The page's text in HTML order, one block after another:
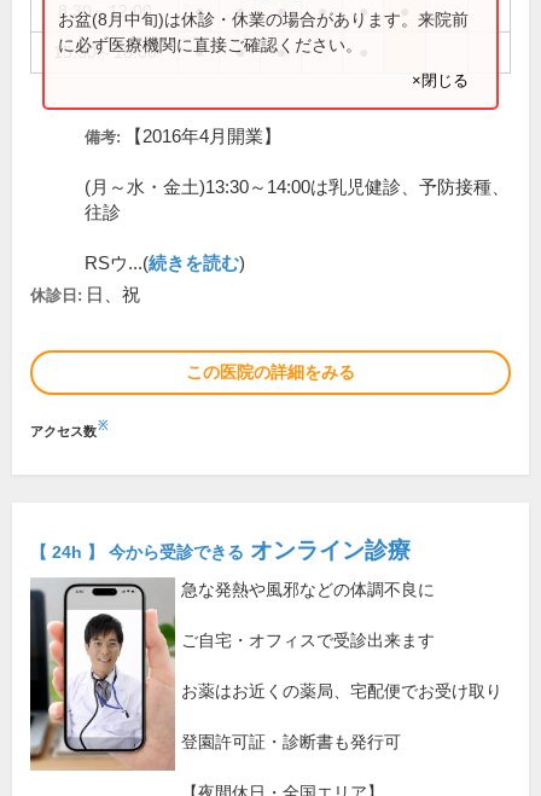
8:30～12:00 ● ● ● ● ●
15:30～18:00 ● ● ●
お盆(8月中旬)は休診・休業の場合があります。来院前
に必ず医療機関に直接ご確認ください。
×閉じる
備考: 【2016年4月開業】
(月～水・金土)13:30～14:00は乳児健診、予防接種、
往診
RSウ...(続きを読む)
休診日: 日、祝
この医院の詳細をみる
アクセス数※
【 24h 】 今から受診できる オンライン診療
急な発熱や風邪などの体調不良に
ご自宅・オフィスで受診出来ます
お薬はお近くの薬局、宅配便でお受け取り
登園許可証・診断書も発行可